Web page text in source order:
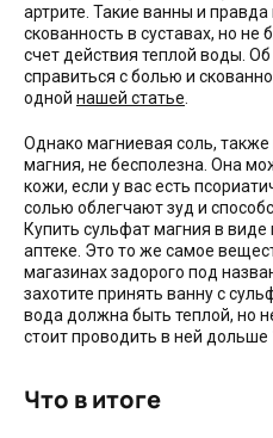
артрите. Такие ванны и
скованность в суставах, но не
счет действия теплой воды.
справиться с болью и
одной нашей статье
Однако магниевая соль, также
магния, не бесполезна. Она
кожи, если у вас есть
солью облегчают зуд и
Купить сульфат магния в
аптеке. Это то же самое
магазинах задорого под
захотите принять ванну с
вода должна быть теплой, но
стоит проводить в ней дольше
Что в итоге